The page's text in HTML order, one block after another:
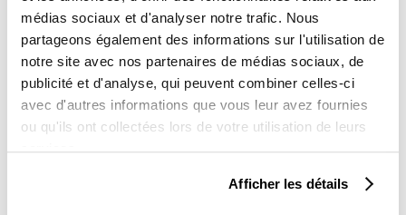
médias sociaux et d'analyser notre trafic. Nous
partageons également des informations sur l'utilisation de
notre site avec nos partenaires de médias sociaux, de
publicité et d'analyse, qui peuvent combiner celles-ci
avec d'autres informations que vous leur avez fournies
ou qu'ils ont collectées lors de votre utilisation de leurs
services.
Afficher les détails
Kit Déco sans personnalisation : 3 à 5 jours ouvrés
Kit Déco avec personnalisation : 10 jours ouvrés

LIVRAISON
Livraison partout dans le monde 24-48h ouvrées